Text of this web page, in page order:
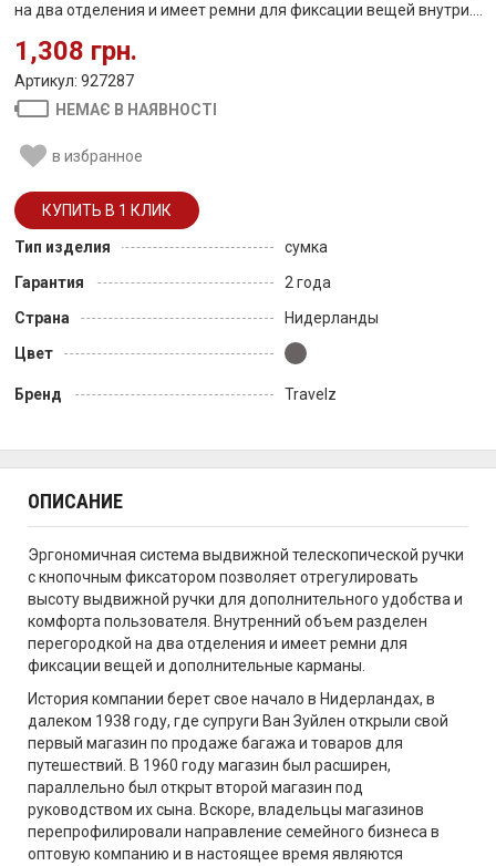
на два отделения и имеет ремни для фиксации вещей внутри....
1,308 грн.
Артикул: 927287
НЕМАЄ В НАЯВНОСТІ
в избранное
Тип изделия
сумка
Гарантия
2 года
Страна
Нидерланды
Цвет
Бренд Travelz
ОПИСАНИЕ
Эргономичная система выдвижной телескопической ручки
с кнопочным фиксатором позволяет отрегулировать
высоту выдвижной ручки для дополнительного удобства и
комфорта пользователя. Внутренний объем разделен
перегородкой на два отделения и имеет ремни для
фиксации вещей и дополнительные карманы.
История компании берет свое начало в Нидерландах, в
далеком 1938 году, где супруги Ван Зуйлен открыли свой
первый магазин по продаже багажа и товаров для
путешествий. В 1960 году магазин был расширен,
параллельно был открыт второй магазин под
руководством их сына. Вскоре, владельцы магазинов
перепрофилировали направление семейного бизнеса в
оптовую компанию и в настоящее время являются